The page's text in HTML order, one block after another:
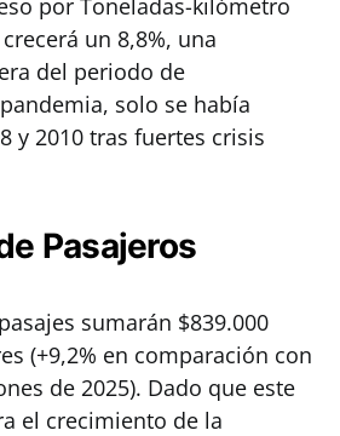
por Toneladas-kilómetro
un 8,8%, una
del periodo de
solo se había
y 2010 tras fuertes crisis
Pasajeros
sumarán $839.000
(+9,2% en comparación con
de 2025). Dado que este
el crecimiento de la